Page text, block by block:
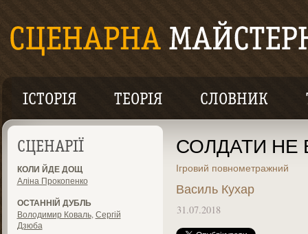
ІСТОРІЯ ТЕОРІЯ СЛОВНИК
СЦЕНАРІЇ
КОЛИ ЙДЕ ДОЩ
Аліна Прокопенко
ОСТАННІЙ ДУБЛЬ
Володимир Коваль, Сергій
Дзюба
СОЛДАТИ
Ігровий повнометражний
Василь Кухар
31.07.2018